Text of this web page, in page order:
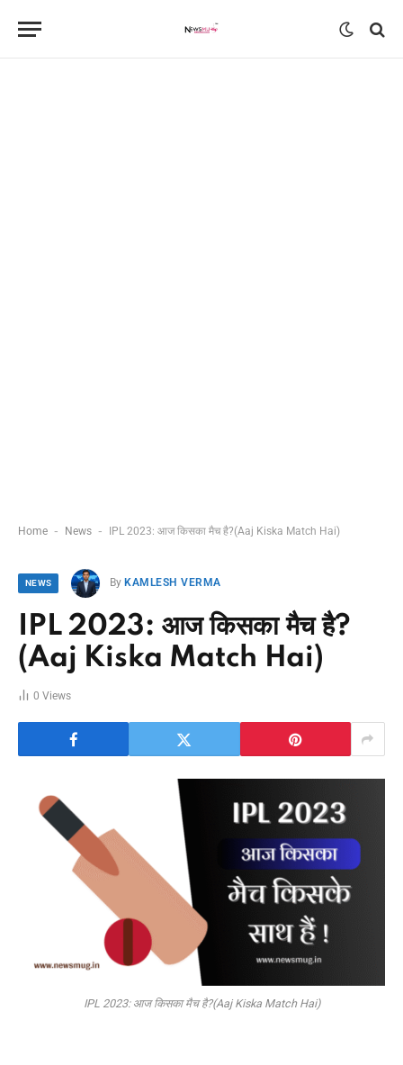
Home - News - IPL 2023: आज किसका मैच है?(Aaj Kiska Match Hai)
NEWS By KAMLESH VERMA
IPL 2023: आज किसका मैच है?
(Aaj Kiska Match Hai)
0 Views
IPL 2023: आज किसका मैच है?(Aaj Kiska Match Hai)